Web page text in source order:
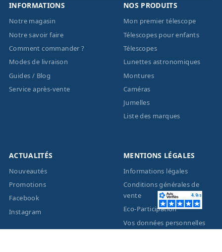
INFORMATIONS
Notre magasin
Notre savoir faire
Comment commander ?
Modes de livraison
Guides / Blog
Service après-vente
NOS PRODUITS
Mon premier télescope
Télescopes pour enfants
Télescopes
Lunettes astronomiques
Montures
Caméras
Jumelles
Liste des marques
ACTUALITÉS
Nouveautés
Promotions
Facebook
Instagram
MENTIONS LÉGALES
Informations légales
Conditions générales de
vente
Eco-Participation
Vos données personnelles